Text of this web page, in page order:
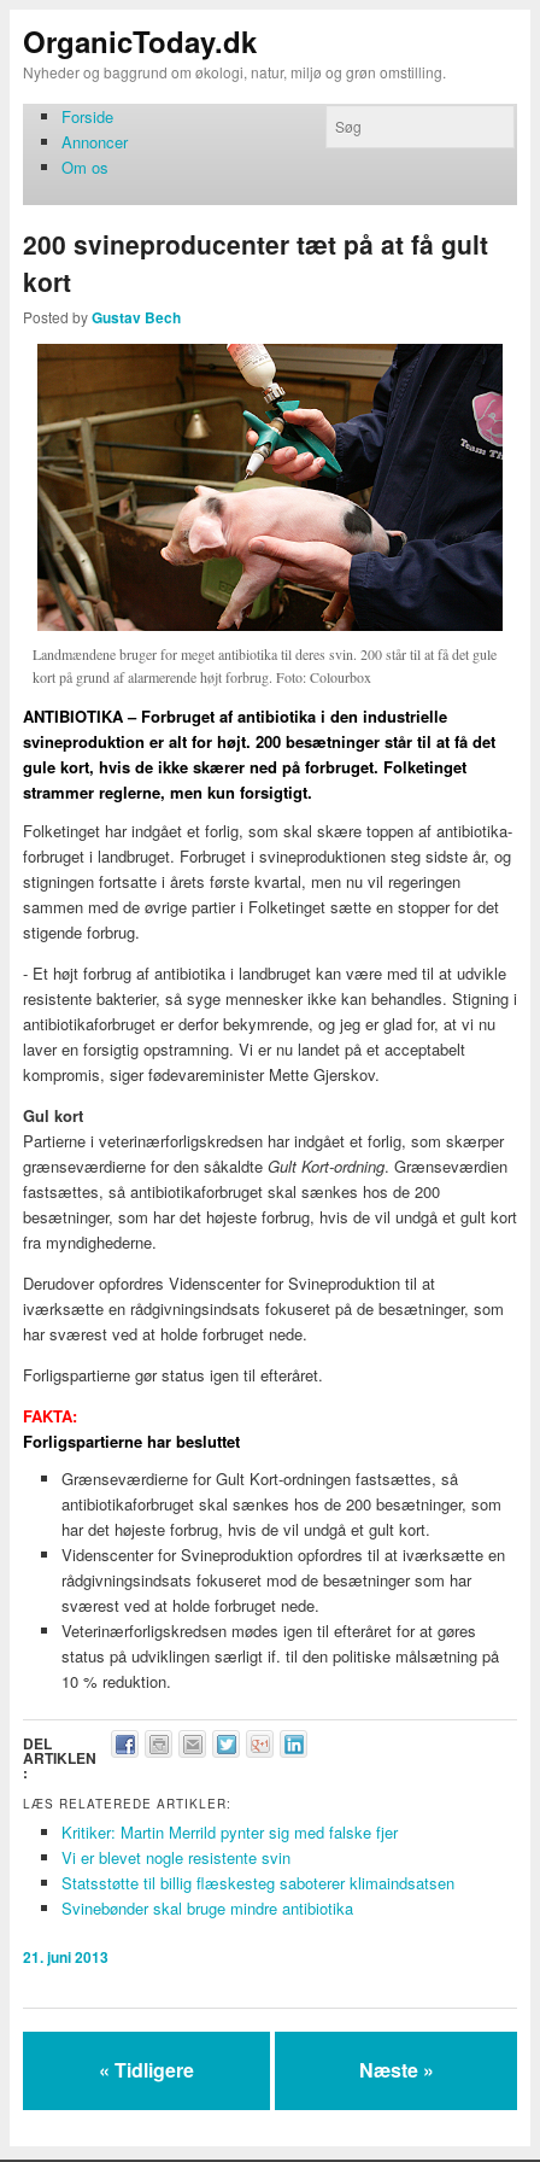
OrganicToday.dk
Nyheder og baggrund om økologi, natur, miljø og grøn omstilling.
Forside
Annoncer
Om os
200 svineproducenter tæt på at få gult
kort
Posted byGustav Bech
Landmændene bruger for meget antibiotika til deres svin. 200 står til at få det gule
kort på grund af alarmerende højt forbrug. Foto: Colourbox
ANTIBIOTIKA – Forbruget af antibiotika i den industrielle
svineproduktion er alt for højt. 200 besætninger står til at få det
gule kort, hvis de ikke skærer ned på forbruget. Folketinget
strammer reglerne, men kun forsigtigt.
Folketinget har indgået et forlig, som skal skære toppen af antibiotika-
forbruget i landbruget. Forbruget i svineproduktionen steg sidste år, og
stigningen fortsatte i årets første kvartal, men nu vil regeringen
sammen med de øvrige partier i Folketinget sætte en stopper for det
stigende forbrug.
- Et højt forbrug af antibiotika i landbruget kan være med til at udvikle
resistente bakterier, så syge mennesker ikke kan behandles. Stigning i
antibiotikaforbruget er derfor bekymrende, og jeg er glad for, at vi nu
laver en forsigtig opstramning. Vi er nu landet på et acceptabelt
kompromis, siger fødevareminister Mette Gjerskov.
Gul kort
Partierne i veterinærforligskredsen har indgået et forlig, som skærper
grænseværdierne for den såkaldte Gult Kort-ordning. Grænseværdien
fastsættes, så antibiotikaforbruget skal sænkes hos de 200
besætninger, som har det højeste forbrug, hvis de vil undgå et gult kort
fra myndighederne.
Derudover opfordres Videnscenter for Svineproduktion til at
iværksætte en rådgivningsindsats fokuseret på de besætninger, som
har sværest ved at holde forbruget nede.
Forligspartierne gør status igen til efteråret.
FAKTA:
Forligspartierne har besluttet
Grænseværdierne for Gult Kort-ordningen fastsættes, så
antibiotikaforbruget skal sænkes hos de 200 besætninger, som
har det højeste forbrug, hvis de vil undgå et gult kort.
Videnscenter for Svineproduktion opfordres til at iværksætte en
rådgivningsindsats fokuseret mod de besætninger som har
sværest ved at holde forbruget nede.
Veterinærforligskredsen mødes igen til efteråret for at gøres
status på udviklingen særligt if. til den politiske målsætning på
10 % reduktion.
DEL
ARTIKLEN
:
LÆS RELATEREDE ARTIKLER:
Kritiker: Martin Merrild pynter sig med falske fjer
Vi er blevet nogle resistente svin
Statsstøtte til billig flæskesteg saboterer klimaindsatsen
Svinebønder skal bruge mindre antibiotika
21. juni 2013
« Tidligere Næste »